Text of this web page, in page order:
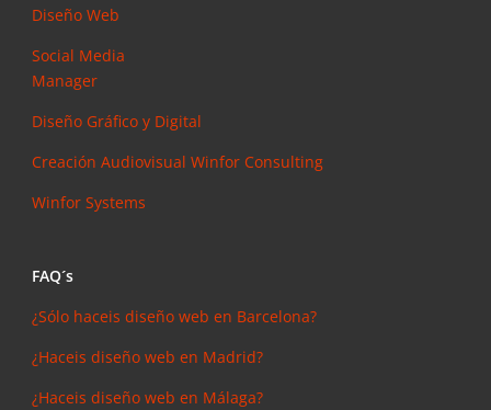
Diseño Web
Social Media
Manager
Diseño Gráfico y Digital
Creación AudiovisualWinfor Consulting
Winfor Systems
FAQ´s
¿Sólo haceis diseño web en Barcelona?
¿Haceis diseño web en Madrid?
¿Haceis diseño web en Málaga?